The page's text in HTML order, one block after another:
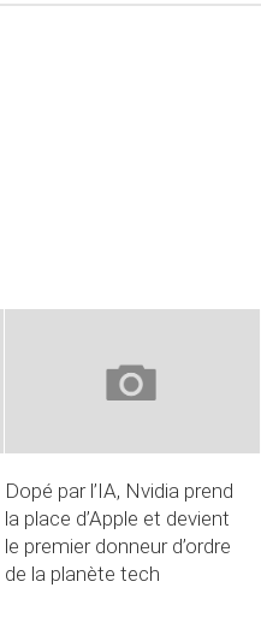
Dopé par l’IA, Nvidia prend
la place d’Apple et devient
le premier donneur d’ordre
de la planète tech